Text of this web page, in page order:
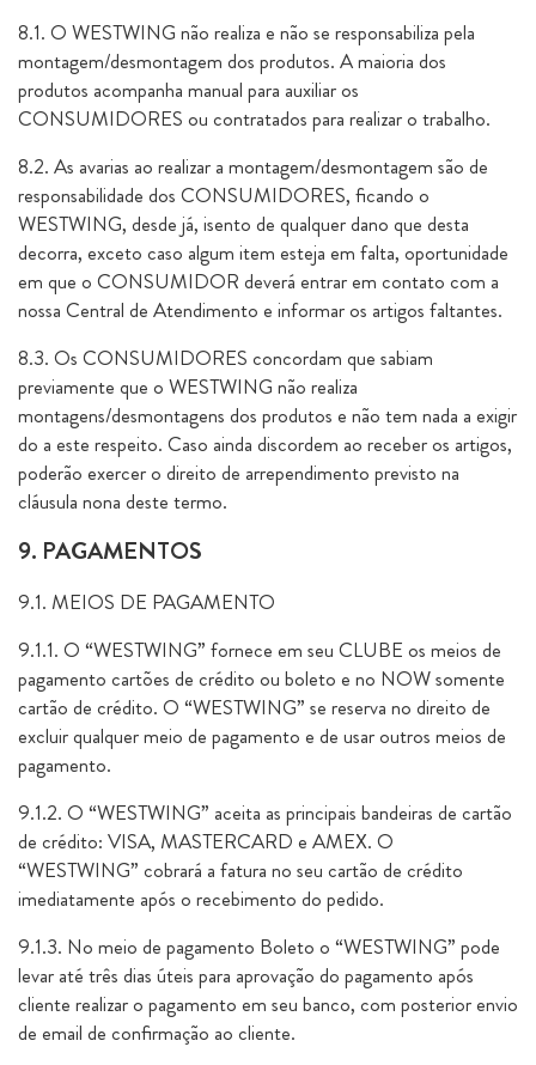
8.1. O WESTWING não realiza e não se responsabiliza pela
montagem/desmontagem dos produtos. A maioria dos
produtos acompanha manual para auxiliar os
CONSUMIDORES ou contratados para realizar o trabalho.
8.2. As avarias ao realizar a montagem/desmontagem são de
responsabilidade dos CONSUMIDORES, ficando o
WESTWING, desde já, isento de qualquer dano que desta
decorra, exceto caso algum item esteja em falta, oportunidade
em que o CONSUMIDOR deverá entrar em contato com a
nossa Central de Atendimento e informar os artigos faltantes.
8.3. Os CONSUMIDORES concordam que sabiam
previamente que o WESTWING não realiza
montagens/desmontagens dos produtos e não tem nada a exigir
do a este respeito. Caso ainda discordem ao receber os artigos,
poderão exercer o direito de arrependimento previsto na
cláusula nona deste termo.
9. PAGAMENTOS
9.1. MEIOS DE PAGAMENTO
9.1.1. O “WESTWING” fornece em seu CLUBE os meios de
pagamento cartões de crédito ou boleto e no NOW somente
cartão de crédito. O “WESTWING” se reserva no direito de
excluir qualquer meio de pagamento e de usar outros meios de
pagamento.
9.1.2. O “WESTWING” aceita as principais bandeiras de cartão
de crédito: VISA, MASTERCARD e AMEX. O
“WESTWING” cobrará a fatura no seu cartão de crédito
imediatamente após o recebimento do pedido.
9.1.3. No meio de pagamento Boleto o “WESTWING” pode
levar até três dias úteis para aprovação do pagamento após
cliente realizar o pagamento em seu banco, com posterior envio
de email de confirmação ao cliente.